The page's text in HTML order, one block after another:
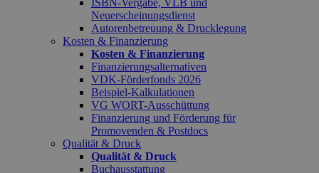
ISBN-Vergabe, VLB und
Neuerscheinungsdienst
Autorenbetreuung & Drucklegung
Kosten & Finanzierung
Kosten & Finanzierung
Finanzierungsalternativen
VDK-Förderfonds 2026
Beispiel-Kalkulationen
VG WORT-Ausschüttung
Finanzierung und Förderung für
Promovenden & Postdocs
Qualität & Druck
Qualität & Druck
Buchausstattung